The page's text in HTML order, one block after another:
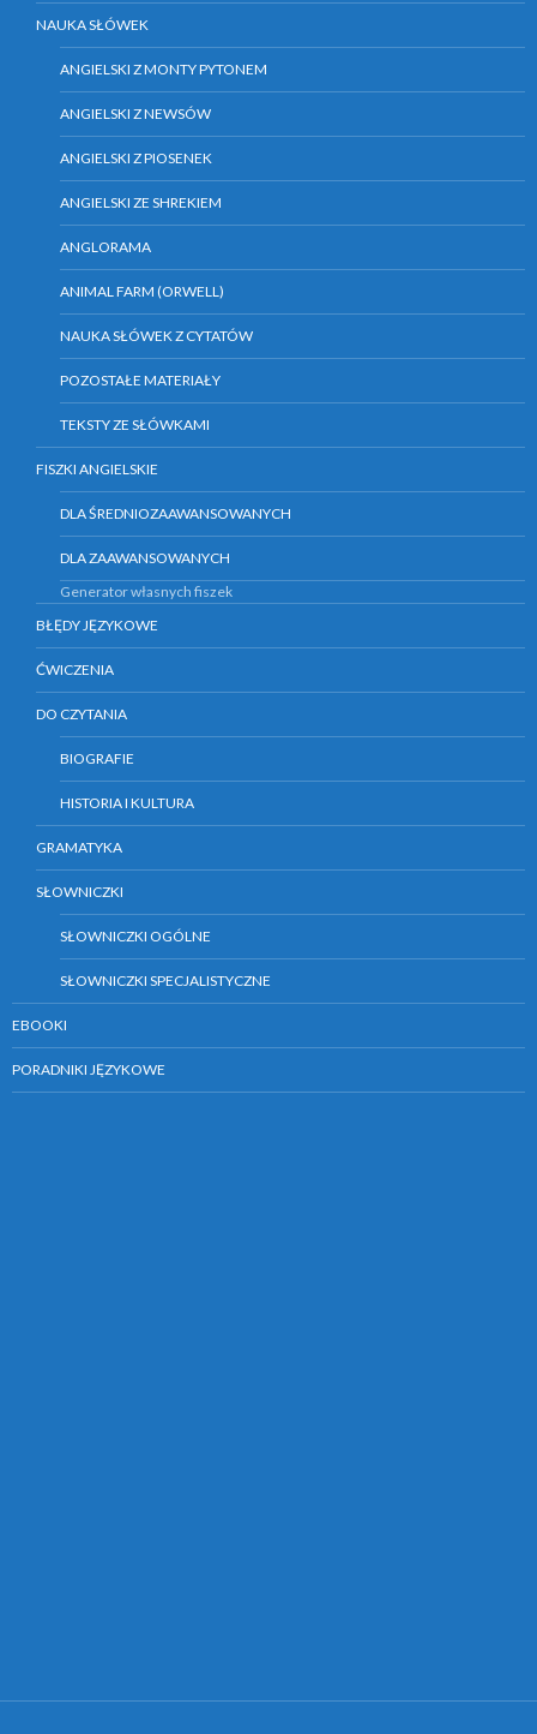
NAUKA SŁÓWEK
ANGIELSKI Z MONTY PYTONEM
ANGIELSKI Z NEWSÓW
ANGIELSKI Z PIOSENEK
ANGIELSKI ZE SHREKIEM
ANGLORAMA
ANIMAL FARM (ORWELL)
NAUKA SŁÓWEK Z CYTATÓW
POZOSTAŁE MATERIAŁY
TEKSTY ZE SŁÓWKAMI
FISZKI ANGIELSKIE
DLA ŚREDNIOZAAWANSOWANYCH
DLA ZAAWANSOWANYCH
Generator własnych fiszek
BŁĘDY JĘZYKOWE
ĆWICZENIA
DO CZYTANIA
BIOGRAFIE
HISTORIA I KULTURA
GRAMATYKA
SŁOWNICZKI
SŁOWNICZKI OGÓLNE
SŁOWNICZKI SPECJALISTYCZNE
EBOOKI
PORADNIKI JĘZYKOWE